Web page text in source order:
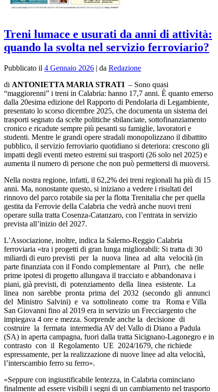
Treni lumace e usurati da anni di attività:
quando la svolta nel servizio ferroviario?
Pubblicato il 4 Gennaio 2026 | da Redazione
di ANTONIETTA MARIA STRATI – Sono quasi
“maggiorenni” i treni in Calabria: hanno 17,7 anni. È quanto emerso
dalla 20esima edizione del Rapporto di Pendolaria di Legambiente,
presentato lo scorso dicembre 2025, che documenta un sistema dei
trasporti segnato da scelte politiche sbilanciate, sottofinanziamento
cronico e ricadute sempre più pesanti su famiglie, lavoratori e
studenti. Mentre le grandi opere stradali monopolizzano il dibattito
pubblico, il servizio ferroviario quotidiano si deteriora: crescono gli
impatti degli eventi meteo estremi sui trasporti (26 solo nel 2025) e
aumenta il numero di persone che non può permettersi di muoversi.
Nella nostra regione, infatti, il 62,2% dei treni regionali ha più di 15
anni. Ma, nonostante questo, si iniziano a vedere i risultati del
rinnovo del parco rotabile sia per la flotta Trenitalia che per quella
gestita da Ferrovie della Calabria che vedrà anche nuovi treni
operare sulla tratta Cosenza-Catanzaro, con l’entrata in servizio
prevista all’inizio del 2027.
L’Associazione, inoltre, indica la Salerno-Reggio Calabria
ferroviaria «tra i progetti di gran lunga migliorabili: Si tratta di 30
miliardi di euro previsti per la nuova linea ad alta velocità (in
parte finanziata con il Fondo complementare al Pnrr), che nelle
prime ipotesi di progetto allungava il tracciato e abbandonava i
piani, già previsti, di potenziamento della linea esistente. La
linea non sarebbe pronta prima del 2032 (secondo gli annunci
del Ministro Salvini) e va sottolineato come tra
Roma e Villa
San Giovanni fino al 2019 era in servizio un Frecciargento che
impiegava 4 ore e mezza. Sorprende anche la decisione di
costruire la fermata intermedia AV del Vallo di Diano a Padula
(SA) in aperta campagna, fuori dalla tratta Sicignano-Lagonegro e in
contrasto con il Regolamento UE 2024/1679, che richiede
espressamente, per la realizzazione di nuove linee ad alta velocità,
l’interscambio ferro su ferro».
«Seppure con ingiustificabile lentezza, in Calabria cominciano
finalmente ad essere visibili i segni di un cambiamento nel trasporto